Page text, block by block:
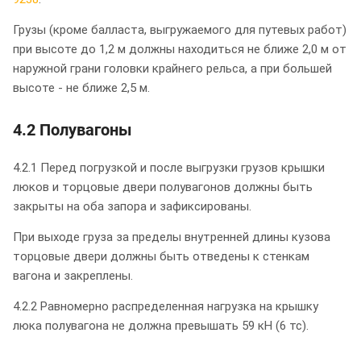
Грузы (кроме балласта, выгружаемого для путевых работ)
при высоте до 1,2 м должны находиться не ближе 2,0 м от
наружной грани головки крайнего рельса, а при большей
высоте - не ближе 2,5 м.
4.2 Полувагоны
4.2.1 Перед погрузкой и после выгрузки грузов крышки
люков и торцовые двери полувагонов должны быть
закрыты на оба запора и зафиксированы.
При выходе груза за пределы внутренней длины кузова
торцовые двери должны быть отведены к стенкам
вагона и закреплены.
4.2.2 Равномерно распределенная нагрузка на крышку
люка полувагона не должна превышать 59 кН (6 тс).